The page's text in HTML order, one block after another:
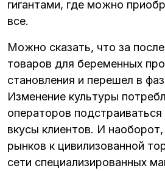
гигантами, где можно
все.
Можно сказать, что за
товаров для беременных
становления и перешел в
Изменение культуры
операторов
вкусы клиентов. И
рынков к цивилизованной
сети специализированных